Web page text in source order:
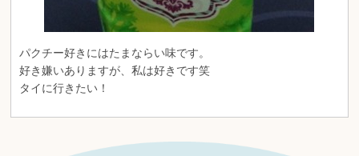
パクチー好きにはたまならい味です。
好き嫌いありますが、私は好きです笑
タイに行きたい！